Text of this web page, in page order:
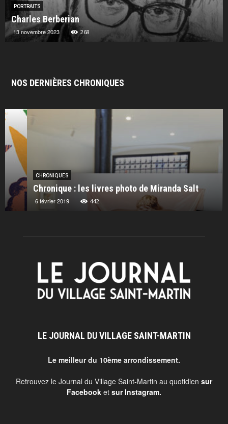
PORTRAITS
Charles Berberian
13 novembre 2023 268
NOS DERNIÈRES CHRONIQUES
CHRONIQUES
Chronique : les livres photo de Miranda Salt
6 février 2019 442
LE JOURNAL DU VILLAGE SAINT-MARTIN
Le meilleur du 10ème arrondissement.
Retrouvez le Journal du Village Saint-Martin au quotidien sur
Facebook et sur Instagram.